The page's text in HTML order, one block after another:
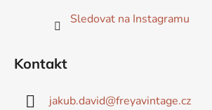
Sledovat na Instagramu
Kontakt
jakub.david@freyavintage.cz